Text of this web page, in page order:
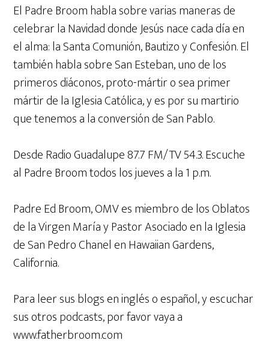
El Padre Broom habla sobre varias maneras de
celebrar la Navidad donde Jesús nace cada día en
el alma: la Santa Comunión, Bautizo y Confesión. El
también habla sobre San Esteban, uno de los
primeros diáconos, proto-mártir o sea primer
mártir de la Iglesia Católica, y es por su martirio
que tenemos a la conversión de San Pablo.
Desde Radio Guadalupe 87.7 FM/TV 54.3. Escuche
al Padre Broom todos los jueves a la 1 p.m.
Padre Ed Broom, OMV es miembro de los Oblatos
de la Virgen María y Pastor Asociado en la Iglesia
de San Pedro Chanel en Hawaiian Gardens,
California.
Para leer sus blogs en inglés o español, y escuchar
sus otros podcasts, por favor vaya a
www.fatherbroom.com